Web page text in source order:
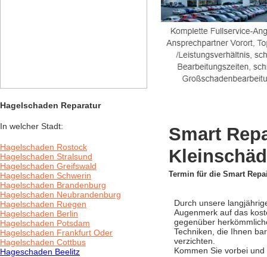
Hagelschaden Reparatur
In welcher Stadt:
Hagelschaden Rostock
Hagelschaden Stralsund
Hagelschaden Greifswald
Hagelschaden Schwerin
Hagelschaden Brandenburg
Hagelschaden Neubrandenburg
Hagelschaden Ruegen
Hagelschaden Berlin
Hagelschaden Potsdam
Hagelschaden Frankfurt Oder
Hagelschaden Cottbus
Hageschaden Beelitz
Smart
Termin für die Smart
Durch unsere
Augenmerk auf das
gegenüber
Techniken, die Ihnen
verzichten.
Kommen Sie vorbei